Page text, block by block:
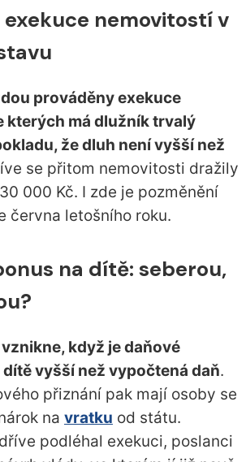
exekuce nemovitostí v
prováděny exekuce
kterých má dlužník trvalý
že dluh není vyšší než
se přitom nemovitosti dražily
000 Kč. I zde je pozměnění
června letošního roku.
na dítě: seberou,
vznikne, když je daňové
vyšší než vypočtená daň.
přiznání pak mají osoby se
na vratku od státu.
podléhal exekuci, poslanci